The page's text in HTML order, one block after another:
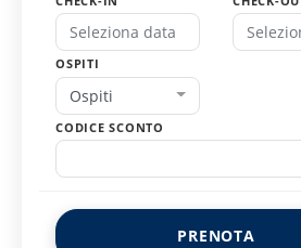
OSPITI
Ospiti
CODICE SCONTO
PRENOTA